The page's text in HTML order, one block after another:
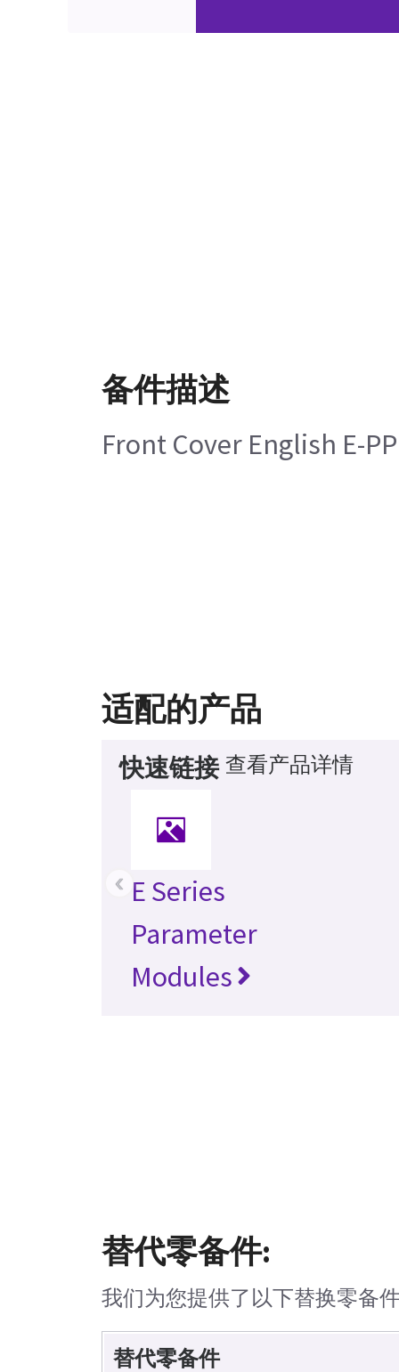
备件描述
Front Cover English E-PP
适配的产品
快速链接 查看产品详情
E Series
Parameter
Modules
‹
替代零备件:
我们为您提供了以下替换零备
替代零备件